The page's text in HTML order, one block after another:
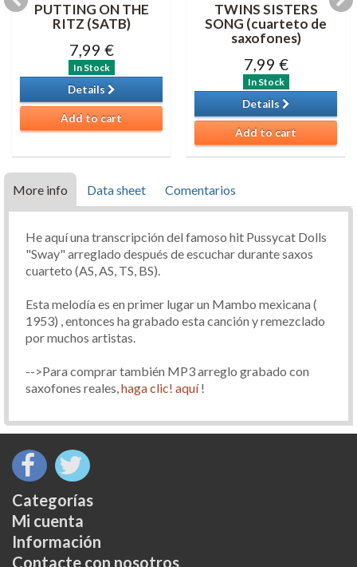
PUTTING ON THE
RITZ (SATB)
7,99 €
In Stock
Details
Add to cart
TWINS SISTERS
SONG (cuarteto de
saxofones)
7,99 €
In Stock
Details
Add to cart
More info Data sheet Comentarios
He aquí una transcripción del famoso hit Pussycat Dolls
"Sway" arreglado después de escuchar durante saxos
cuarteto (AS, AS, TS, BS).
Esta melodía es en primer lugar un Mambo mexicana (
1953) , entonces ha grabado esta canción y remezclado
por muchos artistas.
-->Para comprar también MP3 arreglo grabado con
saxofones reales,haga clic! aquí!
Categorías
Mi cuenta
Información
Contacte con nosotros